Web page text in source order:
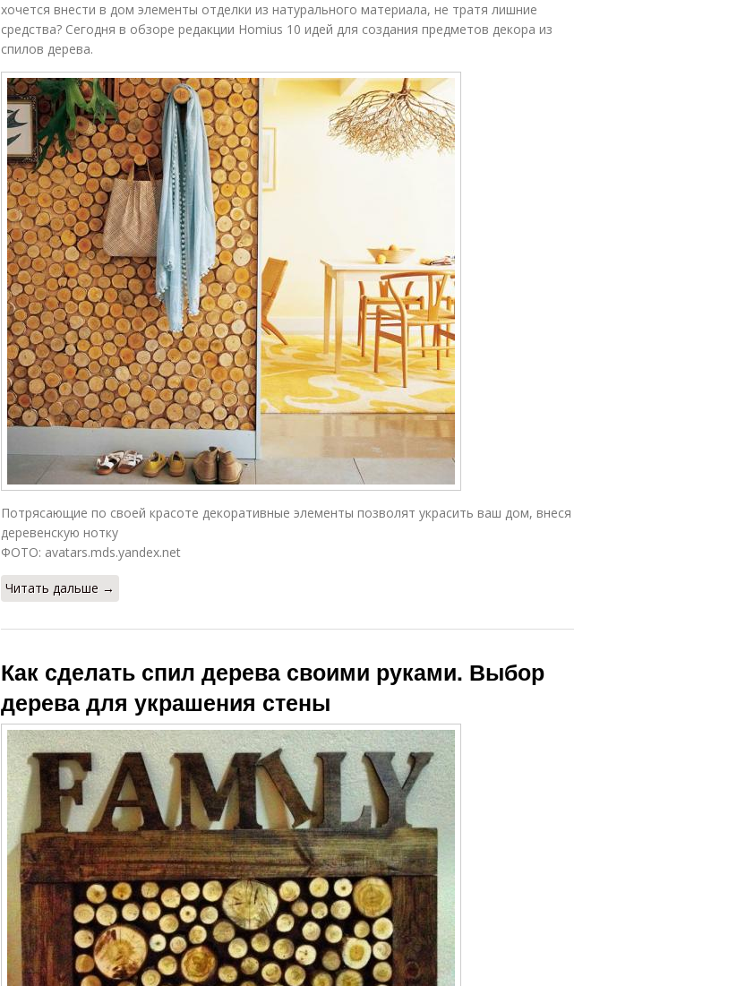
хочется внести в дом элементы отделки из натурального материала, не тратя лишние
средства? Сегодня в обзоре редакции Homius 10 идей для создания предметов декора из
спилов дерева.
Потрясающие по своей красоте декоративные элементы позволят украсить ваш дом, внеся
деревенскую нотку
ФОТО: avatars.mds.yandex.net
Читать дальше →
Как сделать спил дерева своими руками. Выбор
дерева для украшения стены